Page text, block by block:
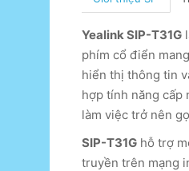
Yealink SIP-T31G
phím cổ điển
hiển thị thông tin
hợp tính năng cấp
làm việc trở nên
SIP-T31G hỗ trợ
truyền trên mạng